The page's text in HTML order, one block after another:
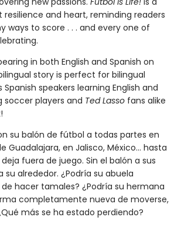
and heart, reminding readers
ways to score . . . and every one of
in both English and Spanish on
story is perfect for bilingual
Spanish speakers learning English and
soccer players and Ted Lasso fans alike
su balón de fútbol a todas partes en
Guadalajara, en Jalisco, México... hasta
fuera de juego. Sin el balón a sus
su alrededor. ¿Podría su abuela
hacer tamales? ¿Podría su hermana
completamente nueva de moverse,
más se ha estado perdiendo?